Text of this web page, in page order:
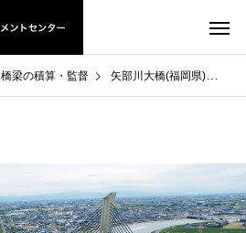
橋梁の積算・監督 矢部川大橋(福岡県)その1